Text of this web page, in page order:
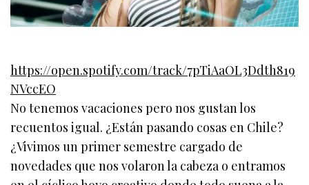
https://open.spotify.com/track/7pTiAaOL3Ddth819
NVccEO
No tenemos vacaciones pero nos gustan los
recuentos igual. ¿Están pasando cosas en Chile?
¿Vivimos un primer semestre cargado de
novedades que nos volaron la cabeza o entramos